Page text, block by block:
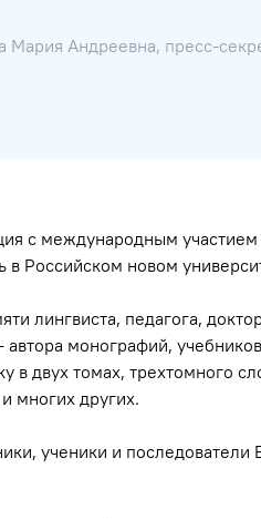
Мария Андреевна, пресс-
с международным участием
в Российском новом
лингвиста, педагога,
монографий,
в двух томах, трехтомного
многих других.
ученики и